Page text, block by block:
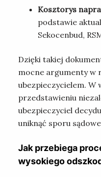
Kosztorys
podstawie
Sekocenbud,
Dzięki takiej
mocne argumenty w
ubezpieczycielem. W
przedstawieniu
ubezpieczyciel
uniknąć sporu
Jak przebiega
wysokiego